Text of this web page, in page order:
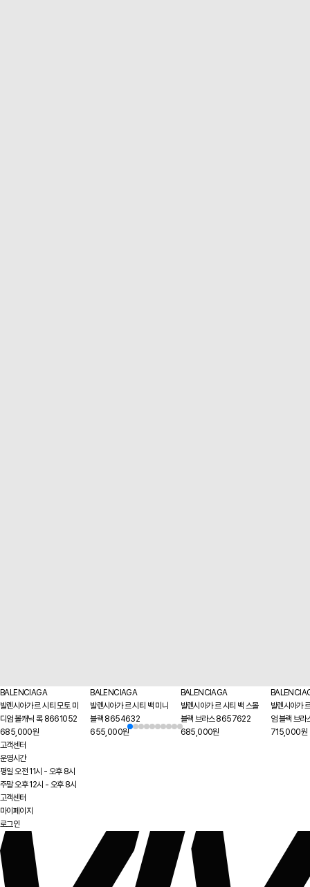
BALENCIAGA
발렌시아가 르 시티 모토 미
디엄 볼캐닉 록 8661052
685,000원
BALENCIAGA
발렌시아가 르 시티 백 미니
블랙 8654632
655,000원
BALENCIAGA
발렌시아가 르 시티 백 스몰
블랙 브라스 8657622
685,000원
발렌시아가
엄 블랙 브
715,000원
고객센터
운영시간
평일 오전 11시 - 오후 8시
주말 오후 12시 - 오후 8시
고객센터
마이페이지
로그인